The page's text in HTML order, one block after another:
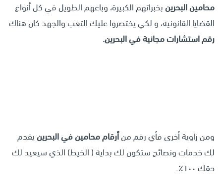
محامين البحرينبخبراتهم الكبيرة، وباعهم الطويل في كل أنواع
القضايا القانونية، و لكي يختصروا عليك التعب والجهد كان هناك
رقم استشارات مجانية في البحرين.
ومن زاوية أخرى فأي رقم منأرقام محامين في البحرينيقدم
لك خدمات ونصائح ستكون لك بداية ( الخيط) الذي سيعيد لك
حقك ١٠٠٪.